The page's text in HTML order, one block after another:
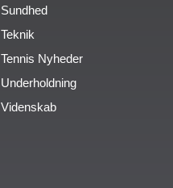
Sundhed
Teknik
Tennis Nyheder
Underholdning
Videnskab